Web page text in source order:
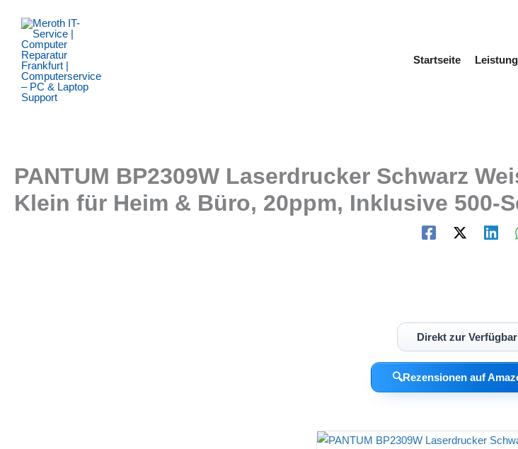
Inhalt
springen
Startseite
PANTUM BP2309W Laserdrucker Schwarz
Klein für Heim & Büro, 20ppm, Inklusive 500-
Direkt zur
🔍Rezensionen auf